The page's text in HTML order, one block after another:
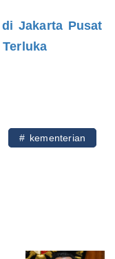
Jakarta Pusat
# kementerian